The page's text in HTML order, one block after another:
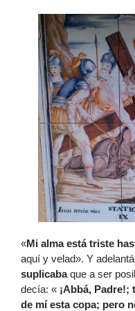
«Mi alma está triste
aquí y velad». Y
suplicabaque a ser
decía: « ¡Abbá,
de mí esta copa; pero